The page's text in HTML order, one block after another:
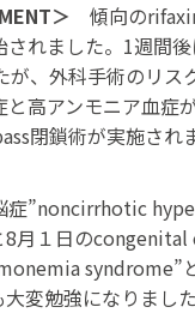
＞ 傾向の
れました。1週間
が、外科手術のリ
高アンモニア血症
閉鎖術が実施さ
”noncirrhotic
8月１日の
syndrome”
大変勉強になり